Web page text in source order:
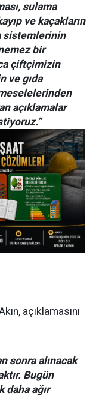
sulama
ve kaçakların
sistemlerinin
bir
çiftçimizin
ve gıda
açıklamalar
açıklamasını
sonra alınacak
Bugün
daha ağır